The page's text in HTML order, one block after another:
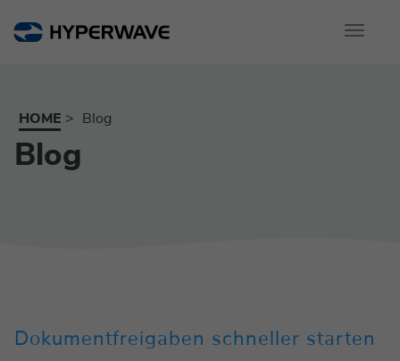
Toggle
HOME Blog
Blog
Dokumentfreigaben schneller starten